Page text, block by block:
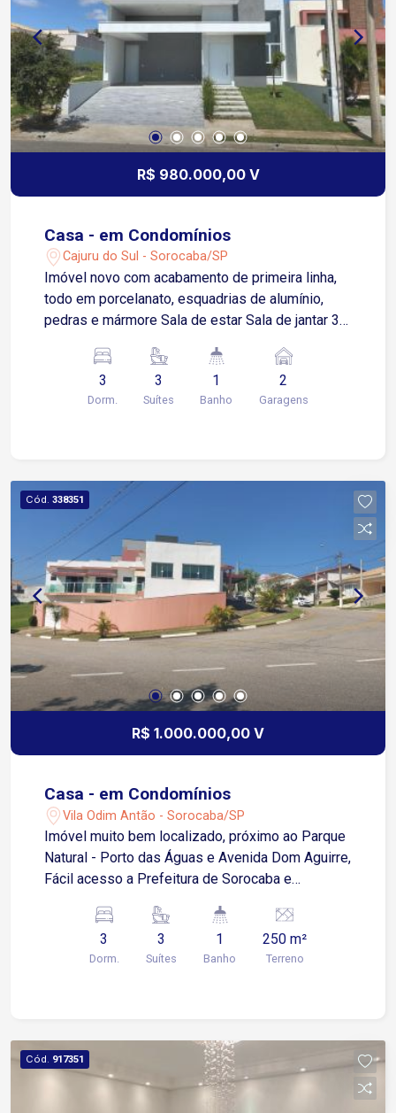
R$ 980.000,00 V
Casa - em Condomínios
Cajuru do Sul - Sorocaba/SP
Imóvel novo com acabamento de primeira linha,
todo em porcelanato, esquadrias de alumínio,
pedras e mármore Sala de estar Sala de jantar 3
gourmet integrado, proporcionalizando amplitude
e modernidade 2 lavabos Quintal Área de serviço
Vagas de garagem para 02 carros cobertas
3
Dorm.
3
Suítes
1
Banho
2
Garagens
Cód. 338351
R$ 1.000.000,00 V
Casa - em Condomínios
Vila Odim Antão - Sorocaba/SP
Imóvel muito bem localizado, próximo ao Parque
Natural - Porto das Águas e Avenida Dom Aguirre,
Fácil acesso a Prefeitura de Sorocaba e
com armários e sacada, sala 2 ambiente, sala de
estar, cozinha com armário, 1 banheiros social,
lavabo, 2 banheiros de serviço, lavanderia e área
3
Dorm.
3
Suítes
1
Banho
250 m²
Terreno
Cód. 917351